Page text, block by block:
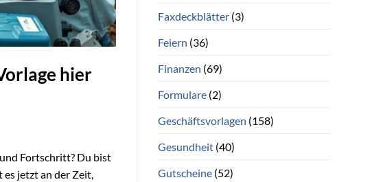
hier
Fortschritt? Du bist
jetzt an der Zeit,
Faxdeckblätter(3)
Feiern (36)
Finanzen (69)
Formulare(2)
Geschäftsvorlagen (158)
Gesundheit(40)
Gutscheine(52)